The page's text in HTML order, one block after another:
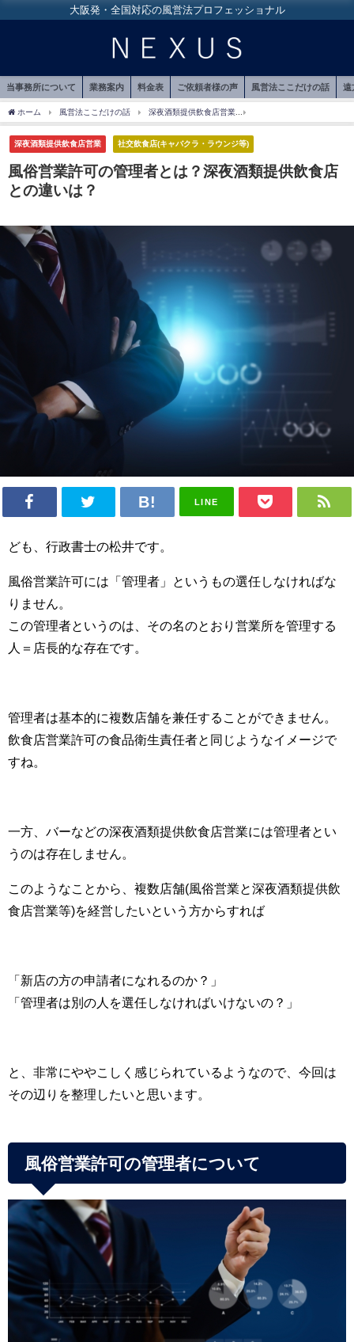
大阪発・全国対応の風営法プロフェッショナル
当事務所について 業務案内 料金表 ご依頼者様の声 風営法ここだけの話 遠
ホーム 風営法ここだけの話 深夜酒類提供飲食店営業
深夜酒類提供飲食店営業 社交飲食店(キャバクラ・ラウンジ等)
風俗営業許可の管理者とは？深夜酒類提供飲食店
との違いは？
LINE
ども、行政書士の松井です。
風俗営業許可には「管理者」というもの選任しなければな
りません。
この管理者というのは、その名のとおり営業所を管理する
人＝店長的な存在です。
管理者は基本的に複数店舗を兼任することができません。
飲食店営業許可の食品衛生責任者と同じようなイメージで
すね。
一方、バーなどの深夜酒類提供飲食店営業には管理者とい
うのは存在しません。
このようなことから、複数店舗(風俗営業と深夜酒類提供飲
食店営業等)を経営したいという方からすれば
「新店の方の申請者になれるのか？」
「管理者は別の人を選任しなければいけないの？」
と、非常にややこしく感じられているようなので、今回は
その辺りを整理したいと思います。
風俗営業許可の管理者について